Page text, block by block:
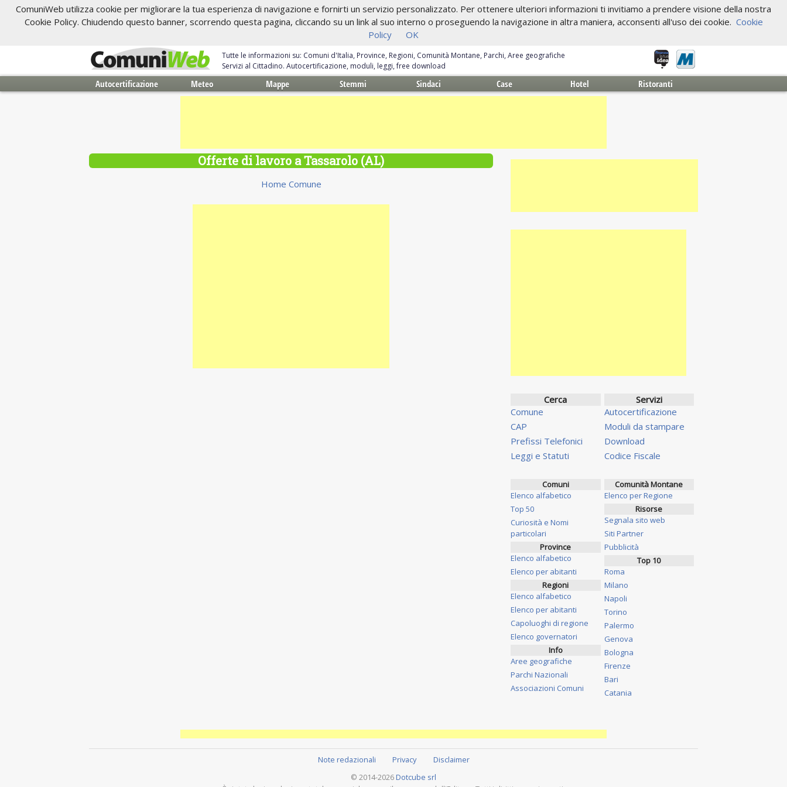
ComuniWeb utilizza cookie per migliorare la tua esperienza di navigazione e fornirti un servizio personalizzato. Per ottenere ulteriori informazioni ti invitiamo a prendere visione della nostra
Cookie Policy. Chiudendo questo banner, scorrendo questa pagina, cliccando su un link al suo interno o proseguendo la navigazione in altra maniera, acconsenti all'uso dei cookie. Cookie
Policy
OK
Tutte le informazioni su: Comuni d'Italia, Province, Regioni, Comunità Montane, Parchi, Aree geografiche
Servizi al Cittadino. Autocertificazione, moduli, leggi, free download
Autocertificazione Meteo Mappe Stemmi Sindaci Case Hotel Ristoranti
Offerte di lavoro a Tassarolo (AL)
Home Comune
Cerca
Comune
CAP
Prefissi Telefonici
Leggi e Statuti
Servizi
Autocertificazione
Moduli da stampare
Download
Codice Fiscale
Comuni
Elenco alfabetico
Top 50
Curiosità e Nomi
particolari
Province
Elenco alfabetico
Elenco per abitanti
Regioni
Elenco alfabetico
Elenco per abitanti
Capoluoghi di regione
Elenco governatori
Info
Aree geografiche
Parchi Nazionali
Associazioni Comuni
Comunità Montane
Elenco per Regione
Risorse
Segnala sito web
Siti Partner
Pubblicità
Top 10
Roma
Milano
Napoli
Torino
Palermo
Genova
Bologna
Firenze
Bari
Catania
Note redazionali Privacy
Disclaimer
© 2014-2026 Dotcube srl